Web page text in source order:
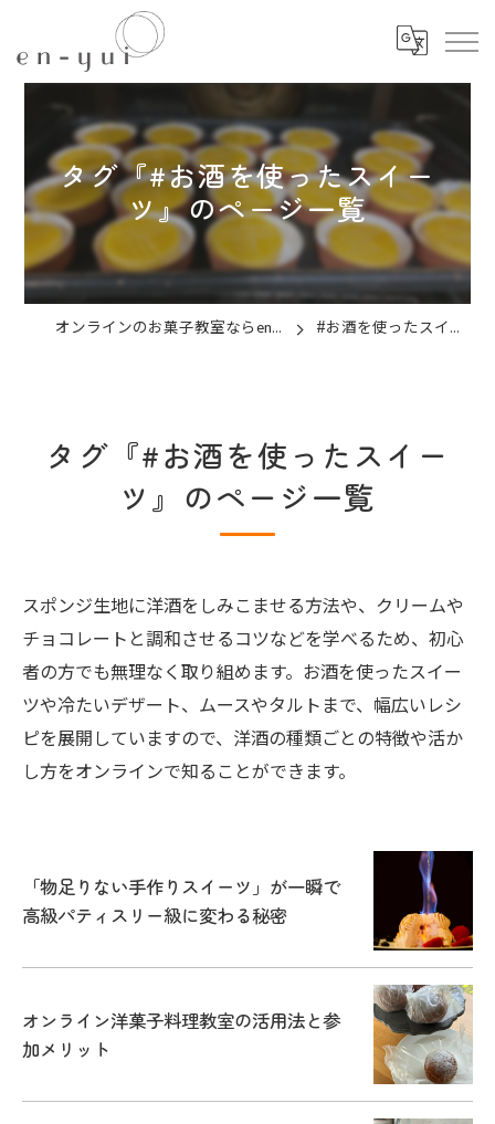
タグ『#お酒を使ったスイー
ツ』のページ一覧
オンラインのお菓子教室ならen-yui #お酒を使ったスイーツ
タグ『#お酒を使ったスイー
ツ』のページ一覧
スポンジ生地に洋酒をしみこませる方法や、クリームや
チョコレートと調和させるコツなどを学べるため、初心
者の方でも無理なく取り組めます。お酒を使ったスイー
ツや冷たいデザート、ムースやタルトまで、幅広いレシ
ピを展開していますので、洋酒の種類ごとの特徴や活か
し方をオンラインで知ることができます。
「物足りない手作りスイーツ」が一瞬で
高級パティスリー級に変わる秘密
オンライン洋菓子料理教室の活用法と参
加メリット